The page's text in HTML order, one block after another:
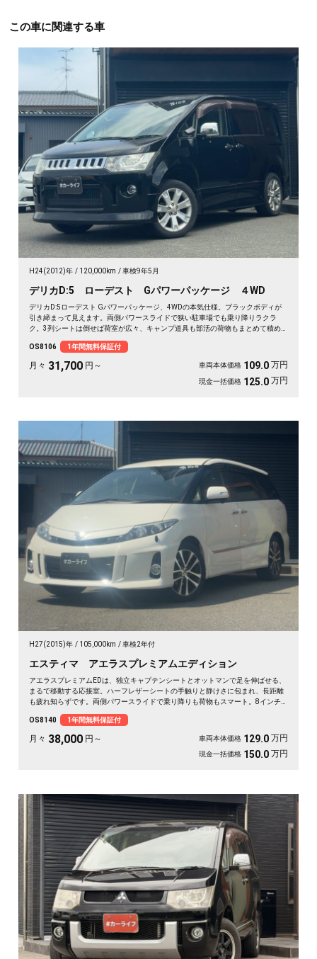
この車に関連する車
H24(2012)年 120,000km 車検9年5月
デリカD:5 ローデスト Gパワーパッケージ ４WD
デリカD:5ローデスト Gパワーパッケージ、4WDの本気仕様。ブラックボディが
引き締まって見えます。両側パワースライドで狭い駐車場でも乗り降りラクラ
ク。3列シートは倒せば荷室が広々、キャンプ道具も部活の荷物もまとめて積め
遠出も、これ一台で頼れる相棒に🚗✨💺🙌。安心して長く乗れる《1年保証付》で
す😊
OS8106 1年間無料保証付
月々 31,700 円～ 車両本体価格 109.0 万円
現金一括価格 125.0 万円
H27(2015)年 105,000km 車検2年付
エスティマ アエラスプレミアムエディション
アエラスプレミアムEDは、独立キャプテンシートとオットマンで足を伸ばせる、
まるで移動する応接室。ハーフレザーシートの手触りと静けさに包まれ、長距離
も疲れ知らずです。両側パワースライドで乗り降りも荷物もスマート。8インチ
パールの艶やかなボディが週末を格上げしてくれます。心地よさで選ぶなら《1
年保証付》💺✨🚗🎵💎
OS8140 1年間無料保証付
月々 38,000 円～ 車両本体価格 129.0 万円
現金一括価格 150.0 万円